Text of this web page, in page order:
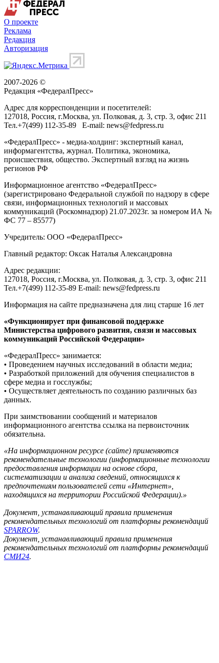
О проекте
Реклама
Редакция
Авторизация
2007-2026 ©
Редакция «ФедералПресс»
Адрес для корреспонденции и посетителей:
127018, Россия, г.Москва, ул. Полковая, д. 3, стр. 3, офис 211
Тел.+7(499) 112-35-89 E-mail: news@fedpress.ru
«ФедералПресс» - медиа-холдинг: экспертный канал,
информагентства, журнал. Политика, экономика,
происшествия, общество. Экспертный взгляд на жизнь
регионов РФ
Информационное агентство «ФедералПресс»
(зарегистрировано Федеральной службой по надзору в сфере
связи, информационных технологий и массовых
коммуникаций (Роскомнадзор) 21.07.2023г. за номером ИА №
ФС 77 – 85577)
Учредитель: ООО «ФедералПресс»
Главный редактор: Оксак Наталья Александровна
Адрес редакции:
127018, Россия, г.Москва, ул. Полковая, д. 3, стр. 3, офис 211
Тел.+7(499) 112-35-89 E-mail: news@fedpress.ru
Информация на сайте предназначена для лиц старше 16 лет
«Функционирует при финансовой поддержке
Министерства цифрового развития, связи и массовых
коммуникаций Российской Федерации»
«ФедералПресс» занимается:
• Проведением научных исследований в области медиа;
• Разработкой приложений для обучения специалистов в
сфере медиа и госслужбы;
• Осуществляет деятельность по созданию различных баз
данных.
При заимствовании сообщений и материалов
информационного агентства ссылка на первоисточник
обязательна.
«На информационном ресурсе (сайте) применяются
рекомендательные технологии (информационные технологии
предоставления информации на основе сбора,
систематизации и анализа сведений, относящихся к
предпочтениям пользователей сети «Интернет»,
находящихся на территории Российской Федерации).»
Документ, устанавливающий правила применения
рекомендательных технологий от платформы рекомендаций
SPARROW.
Документ, устанавливающий правила применения
рекомендательных технологий от платформы рекомендаций
СМИ24.